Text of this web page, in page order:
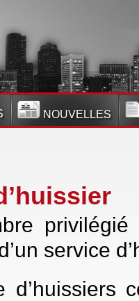
NOUVELLES
service
d’huissiers